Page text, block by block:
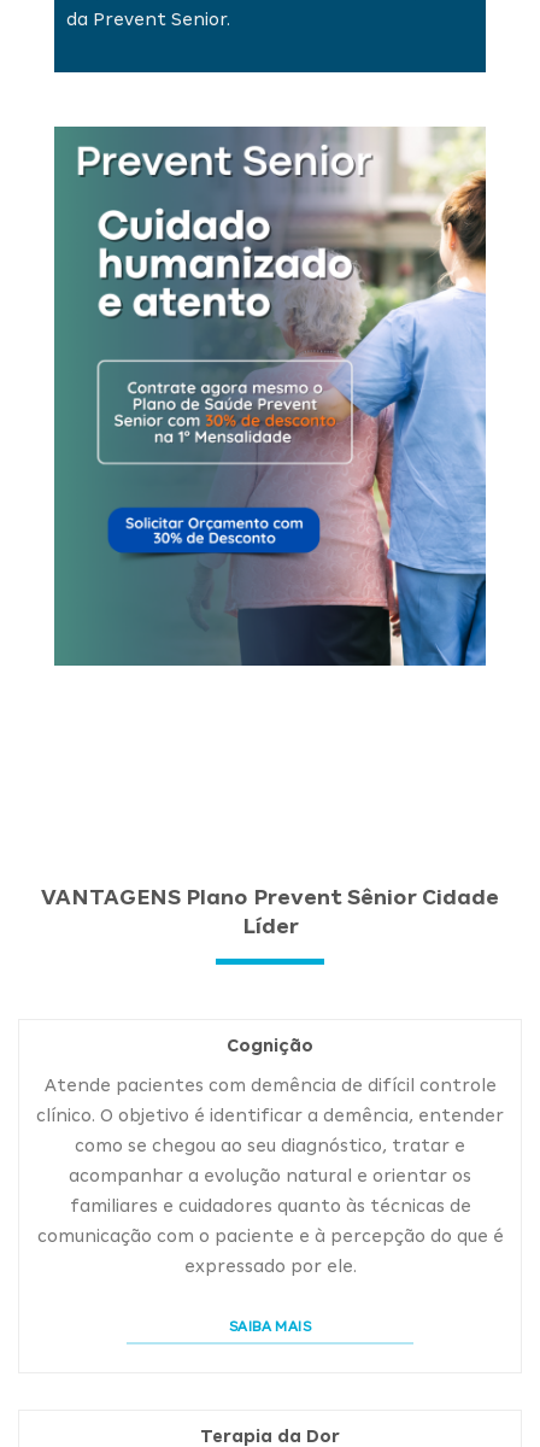
da Prevent Senior.
VANTAGENS Plano Prevent Sênior Cidade
Líder
Cognição
Atende pacientes com demência de difícil controle
clínico. O objetivo é identificar a demência, entender
como se chegou ao seu diagnóstico, tratar e
acompanhar a evolução natural e orientar os
familiares e cuidadores quanto às técnicas de
comunicação com o paciente e à percepção do que é
expressado por ele.
SAIBA MAIS
Terapia da Dor